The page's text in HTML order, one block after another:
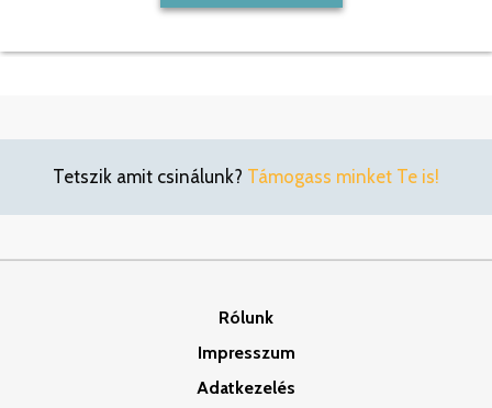
Tetszik amit csinálunk? Támogass minket Te is!
Rólunk
Impresszum
Adatkezelés